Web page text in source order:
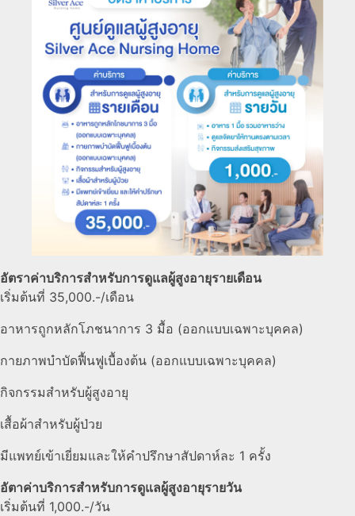
อัตราค่าบริการสำหรับการดูแลผู้สูงอายุรายเดือน
เริ่มต้นที่ 35,000.-/เดือน
อาหารถูกหลักโภชนาการ 3 มื้อ (ออกแบบเฉพาะบุคคล)
กายภาพบำบัดฟื้นฟูเบื้องต้น (ออกแบบเฉพาะบุคคล)
กิจกรรมสำหรับผู้สูงอายุ
เสื้อผ้าสำหรับผู้ป่วย
มีแพทย์เข้าเยี่ยมและให้คำปรึกษาสัปดาห์ละ 1 ครั้ง
อัตาค่าบริการสำหรับการดูแลผู้สูงอายุรายวัน
เริ่มต้นที่ 1,000.-/วัน